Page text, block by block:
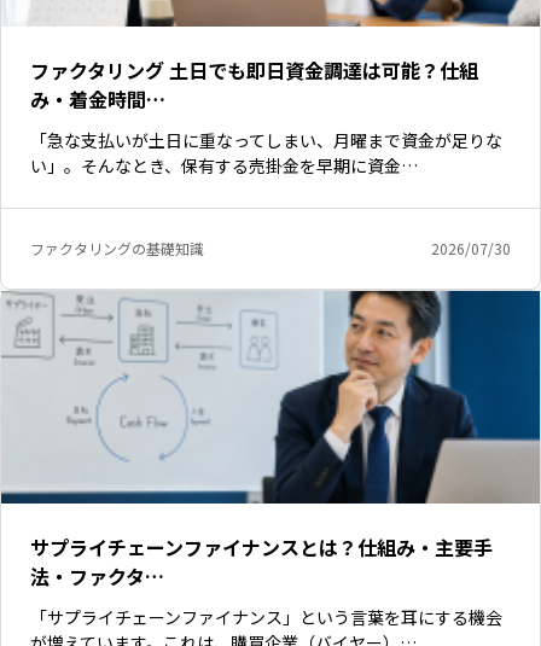
ファクタリング 土日でも即日資金調達は可能？仕組
み・着金時間…
「急な支払いが土日に重なってしまい、月曜まで資金が足りな
い」。そんなとき、保有する売掛金を早期に資金…
ファクタリングの基礎知識 2026/07/30
サプライチェーンファイナンスとは？仕組み・主要手
法・ファクタ…
「サプライチェーンファイナンス」という言葉を耳にする機会